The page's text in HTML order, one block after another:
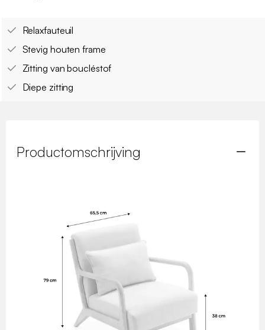
Relaxfauteuil
Stevig houten frame
Zitting van boucléstof
Diepe zitting
Productomschrijving